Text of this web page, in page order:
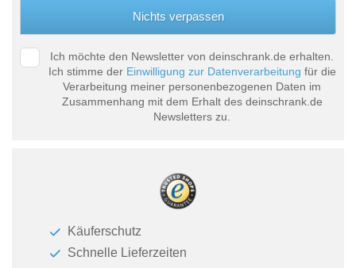
Ich möchte den Newsletter von deinschrank.de erhalten.
Ich stimme der Einwilligung zur Datenverarbeitung für die
Verarbeitung meiner personenbezogenen Daten im
Zusammenhang mit dem Erhalt des deinschrank.de
Newsletters zu.
Käuferschutz
Schnelle Lieferzeiten